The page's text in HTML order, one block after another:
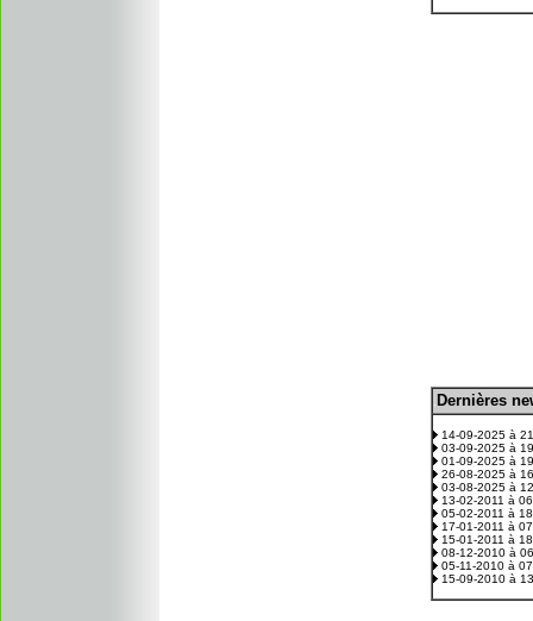
Dernières
14-09-2025 à
03-09-2025 à
01-09-2025 à
26-08-2025 à
03-08-2025 à
13-02-2011 à
05-02-2011 à
17-01-2011 à
15-01-2011 à
08-12-2010 à
05-11-2010 à
15-09-2010 à